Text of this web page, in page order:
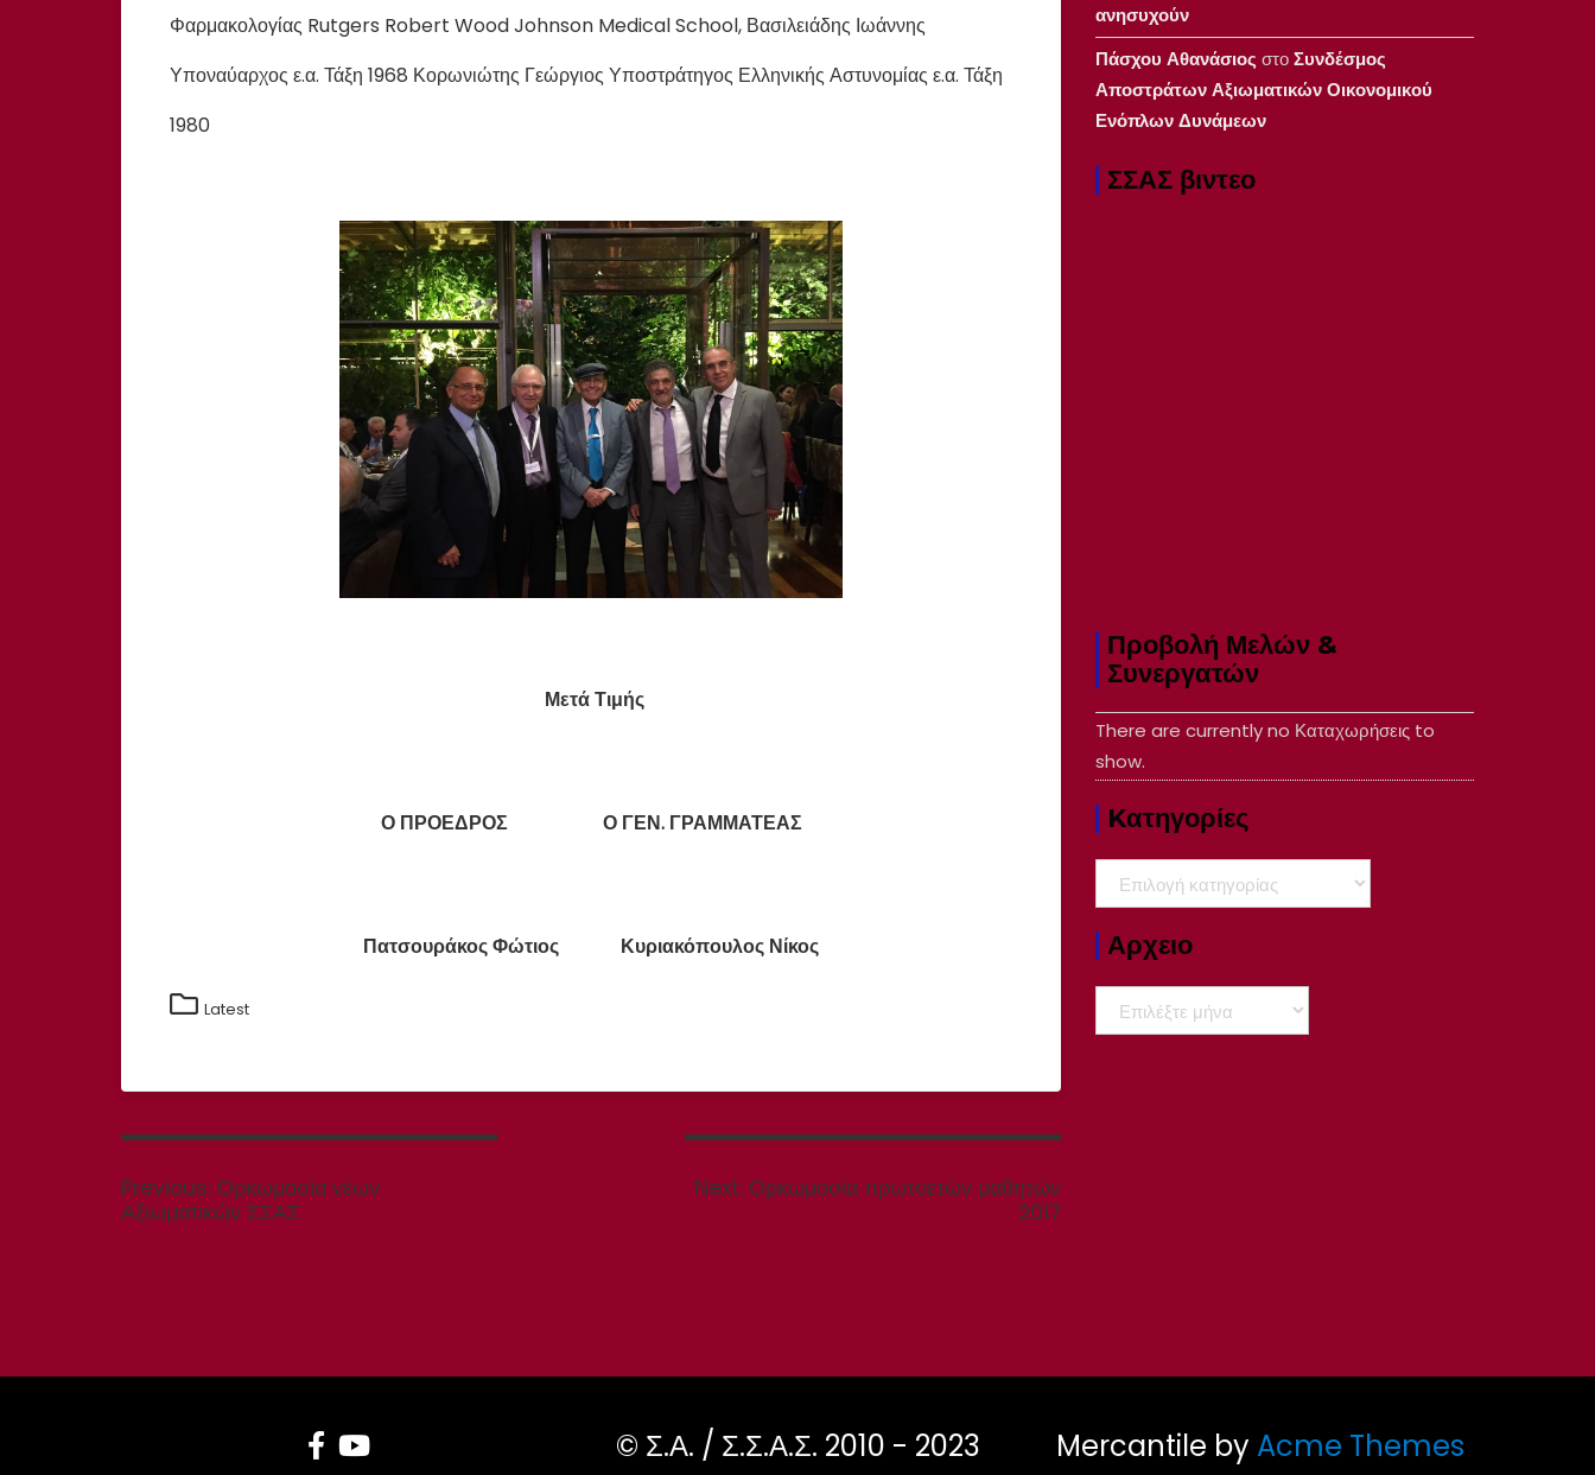
Φαρμακολογίας Rutgers Robert Wood Johnson Medical School, Βασιλειάδης Ιωάννης
Υποναύαρχος ε.α. Τάξη 1968 Κορωνιώτης Γεώργιος Υποστράτηγος Ελληνικής Αστυνομίας ε.α. Τάξη
1980
Μετά Τιμής
Ο ΠΡΟΕΔΡΟΣ Ο ΓΕΝ. ΓΡΑΜΜΑΤΕΑΣ
Πατσουράκος Φώτιος Κυριακόπουλος Νίκος
Latest
Πλοήγηση
Previous: Previous
post:
Ορκωμοσία νέων
Αξιωματικών ΣΣΑΣ
Next: Next
Ορκωμοσία πρωτοετών μαθητών
2017
ανησυχούν
Πάσχου Αθανάσιος στοΣυνδέσμος
Αποστράτων Αξιωματικών Οικονομικού
Ενόπλων Δυνάμεων
ΣΣΑΣ βιντεο
Προβολή Μελών &
Συνεργατών
There are currently no Καταχωρήσεις to
show.
Kατηγορίες
Kατηγορίες
Αρχειο
Αρχειο
© Σ.Α. / Σ.Σ.Α.Σ. 2010 - 2023 Mercantile by Acme Themes